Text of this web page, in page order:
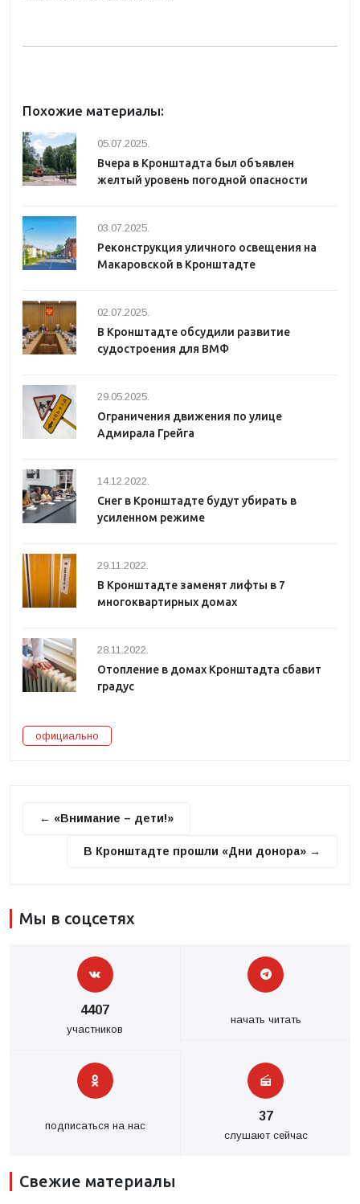
Похожие материалы:
05.07.2025.
Вчера в Кронштадта был объявлен
желтый уровень погодной опасности
03.07.2025.
Реконструкция уличного освещения на
Макаровской в Кронштадте
02.07.2025.
В Кронштадте обсудили развитие
судостроения для ВМФ
29.05.2025.
Ограничения движения по улице
Адмирала Грейга
14.12.2022.
Снег в Кронштадте будут убирать в
усиленном режиме
29.11.2022.
В Кронштадте заменят лифты в 7
многоквартирных домах
28.11.2022.
Отопление в домах Кронштадта сбавит
градус
официально
← «Внимание – дети!»
В Кронштадте прошли «Дни донора» →
Мы в соцсетях
4407
участников
начать читать
подписаться на нас
37
слушают сейчас
Свежие материалы